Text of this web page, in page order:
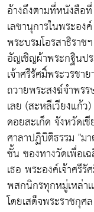
อ้างถึงตามที่หนังสื
เลขานุการในพระอง
พระบรมโอรสาธิรา
อัญเชิญผ้าพระกฐินป
เจ้าศรีรัศมิ์พระวรชา
ถวายพระสงฆ์จำพ
เลย (สะหลีเวียงแก้
ดอยสะเก็ด จังหวัดเ
ศาลาปฏิบิติธรรม "ม
ชั้น ของทางวัดเพื่อเ
เธอ พระองค์เจ้าศรี
พสกนิกรทุกหมู่เหล่า
โดยเสด็จพระราชกุ